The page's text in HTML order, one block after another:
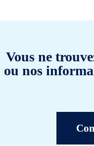
Vous ne
ou nos